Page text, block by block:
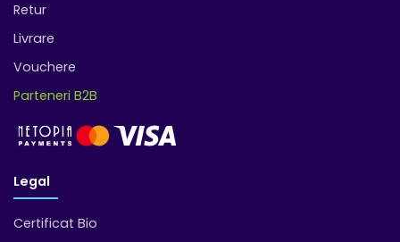
Retur
Livrare
Vouchere
Parteneri B2B
Legal
Certificat Bio